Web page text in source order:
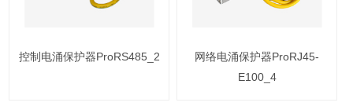
控制电涌保护器ProRS485_2
网络电涌保护器ProRJ45-
E100_4